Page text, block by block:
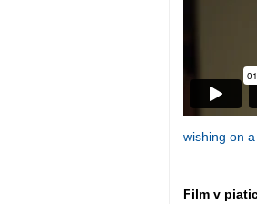
wishing on
Film v